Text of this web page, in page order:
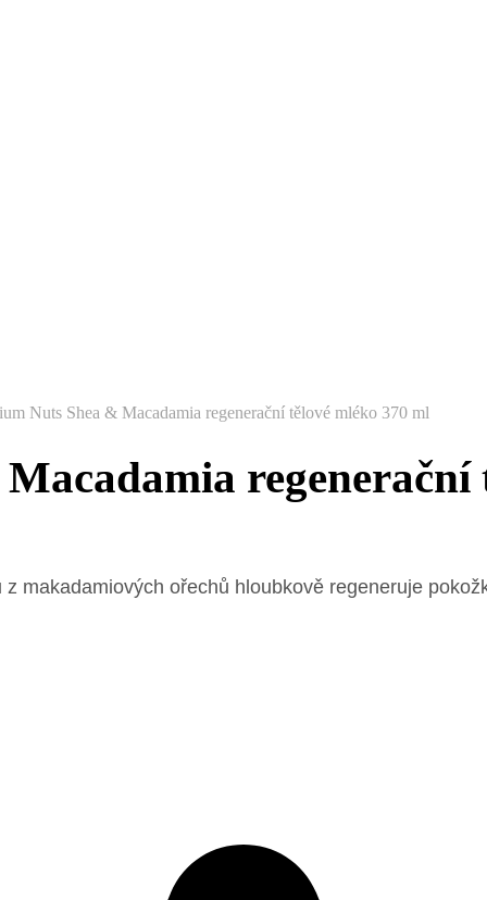
Nuts Shea & Macadamia regenerační tělové mléko 370 ml
regenerační
makadamiových ořechů hloubkově regeneruje